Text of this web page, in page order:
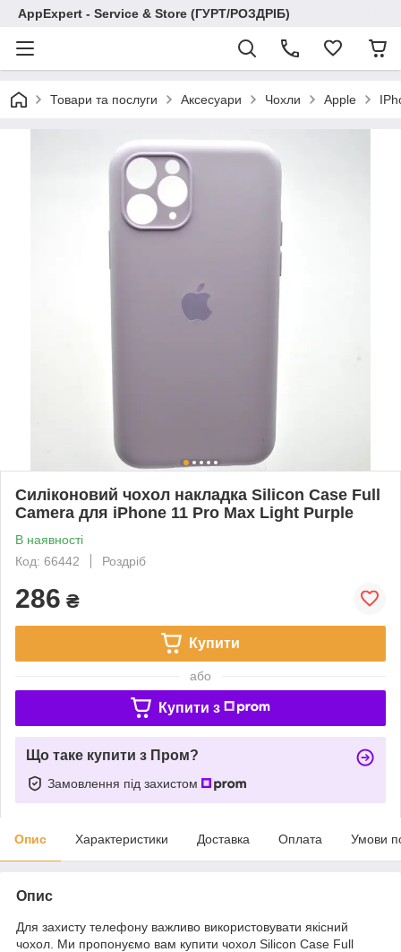
AppExpert - Service & Store (ГУРТ/РОЗДРІБ)
Товари та послуги Аксесуари Чохли Apple
Силіконовий чохол накладка Silicon Case Full
Camera для iPhone 11 Pro Max Light Purple
В наявності
Код: 66442
Роздріб
286 ₴
Купити
або
Купити з
Що таке купити з Пром?
Замовлення під захистом
Опис Характеристики Доставка Оплата Умови
Опис
Для захисту телефону важливо використовувати якісний
чохол. Ми пропонуємо вам купити чохол Silicon Case Full